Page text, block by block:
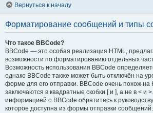
Вернуться к началу
Форматирование сообщений и типы
Что такое BBCode?
BBCode — это особая реализация HTML,
возможности по форматированию отдельных
Возможность использования BBCode
однако BBCode также может быть отключён на
форме для его отправки. BBCode очень похож на
заключаются в квадратные скобки [ и ], а не в < и
информацией о BBCode обратитесь к
которое доступна из формы отправки сообщений.